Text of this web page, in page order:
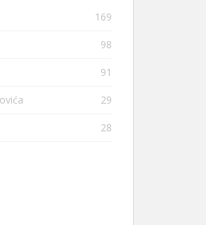
169
98
91
29
28